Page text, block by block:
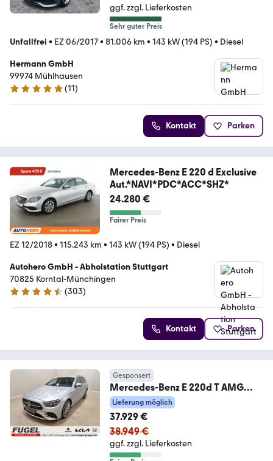
ggf. zzgl. Lieferkosten
Sehr guter Preis
Unfallfrei • EZ 06/2017• 81.006 km • 143 kW (194 PS) • Diesel
Hermann GmbH
99974 Mühlhausen
5 Sterne
(11)
Kontakt Parken
Mercedes-Benz E 220 d Exclusive
Aut.*NAVI*PDC*ACC*SHZ*
24.280 €
Fairer Preis
EZ 12/2018• 115.243 km • 143 kW (194 PS) • Diesel
Autohero GmbH - Abholstation Stuttgart
70825 Korntal-Münchingen
4.4 Sterne
(303)
Kontakt Parken
Gesponsert
Mercedes-Benz E 220d T AMG
Line
|LED|Navi|360°|WideIBurmester
Lieferung möglich
37.929 €
38.949 €
ggf. zzgl. Lieferkosten